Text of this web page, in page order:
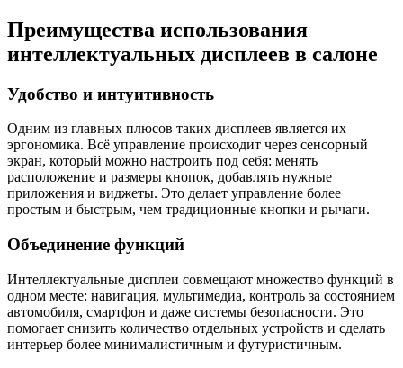
Преимущества использования
интеллектуальных дисплеев в салоне
Удобство и интуитивность
Одним из главных плюсов таких дисплеев является их
эргономика. Всё управление происходит через сенсорный
экран, который можно настроить под себя: менять
расположение и размеры кнопок, добавлять нужные
приложения и виджеты. Это делает управление более
простым и быстрым, чем традиционные кнопки и рычаги.
Объединение функций
Интеллектуальные дисплеи совмещают множество функций в
одном месте: навигация, мультимедиа, контроль за состоянием
автомобиля, смартфон и даже системы безопасности. Это
помогает снизить количество отдельных устройств и сделать
интерьер более минималистичным и футуристичным.